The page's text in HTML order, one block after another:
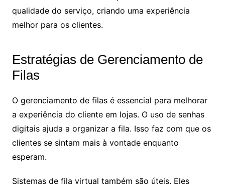
qualidade do serviço, criando uma experiência
melhor para os clientes.
Estratégias de Gerenciamento de
Filas
O gerenciamento de filas é essencial para melhorar
a experiência do cliente em lojas. O uso de senhas
digitais ajuda a organizar a fila. Isso faz com que os
clientes se sintam mais à vontade enquanto
esperam.
Sistemas de fila virtual também são úteis. Eles